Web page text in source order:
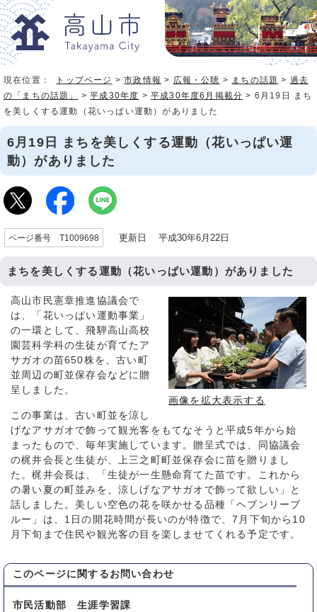
現在位置： トップページ >市政情報 > 広報・公聴 > まちの話題 > 過去
の「まちの話題」
>平成30年度 >平成30年度6月掲載分 > 6月19日 まち
を美しくする運動（花いっぱい運動）がありました
6月19日 まちを美しくする運動（花いっぱい運
動）がありました
ページ番号 T1009698 更新日 平成30年6月22日
まちを美しくする運動（花いっぱい運動）がありました
画像を拡大表示する
高山市民憲章推進協議会で
は、「花いっぱい運動事業」
の一環として、飛騨高山高校
園芸科学科の生徒が育てたア
サガオの苗650株を、古い町
並周辺の町並保存会などに贈
呈しました。
この事業は、古い町並を涼し
げなアサガオで飾って観光客をもてなそうと平成5年から始
まったもので、毎年実施しています。贈呈式では、同協議会
の梶井会長と生徒が、上三之町町並保存会に苗を贈りまし
た。梶井会長は、「生徒が一生懸命育てた苗です。これから
の暑い夏の町並みを、涼しげなアサガオで飾って欲しい」と
話しました。美しい空色の花を咲かせる品種「ヘブンリーブ
ルー」は、1日の開花時間が長いのが特徴で、7月下旬から10
月下旬まで住民や観光客の目を楽しませてくれる予定です。
このページに関する お問い合わせ
市民活動部 生涯学習課